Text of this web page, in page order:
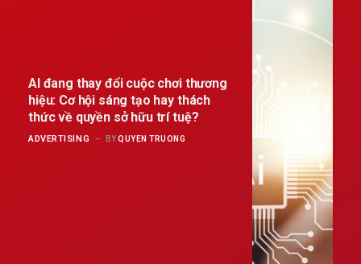
AI đang thay đổi cuộc chơi thương
hiệu: Cơ hội sáng tạo hay thách
thức về quyền sở hữu trí tuệ?
ADVERTISING BYQUYEN TRUONG